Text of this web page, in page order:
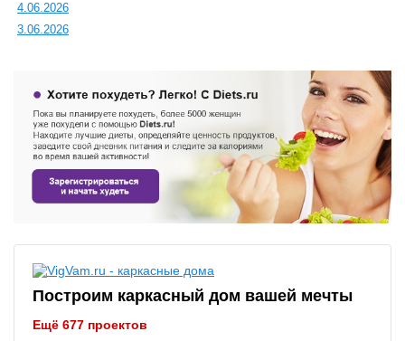
4.06.2026
3.06.2026
Построим каркасный дом вашей мечты
Ещё 677 проектов